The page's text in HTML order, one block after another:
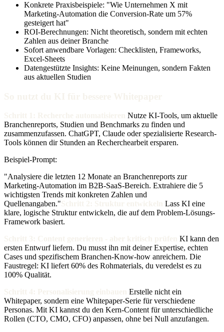
Konkrete Praxisbeispiele: "Wie Unternehmen X mit
Marketing-Automation die Conversion-Rate um 57%
gesteigert hat"
ROI-Berechnungen: Nicht theoretisch, sondern mit echten
Zahlen aus deiner Branche
Sofort anwendbare Vorlagen: Checklisten, Frameworks,
Excel-Sheets
Datengestützte Insights: Keine Meinungen, sondern Fakten
aus aktuellen Studien
Nutze KI-Tools, um aktuelle
Branchenreports, Studien und Benchmarks zu finden und
zusammenzufassen. ChatGPT, Claude oder spezialisierte Research-
Tools können dir Stunden an Recherchearbeit ersparen.
Beispiel-Prompt:
"Analysiere die letzten 12 Monate an Branchenreports zur
Marketing-Automation im B2B-SaaS-Bereich. Extrahiere die 5
wichtigsten Trends mit konkreten Zahlen und
Quellenangaben."
Lass KI eine
klare, logische Struktur entwickeln, die auf dem Problem-Lösungs-
Framework basiert.
KI kann den
ersten Entwurf liefern. Du musst ihn mit deiner Expertise, echten
Cases und spezifischem Branchen-Know-how anreichern. Die
Faustregel: KI liefert 60% des Rohmaterials, du veredelst es zu
100% Qualität.
Erstelle nicht ein
Whitepaper, sondern eine Whitepaper-Serie für verschiedene
Personas. Mit KI kannst du den Kern-Content für unterschiedliche
Rollen (CTO, CMO, CFO) anpassen, ohne bei Null anzufangen.